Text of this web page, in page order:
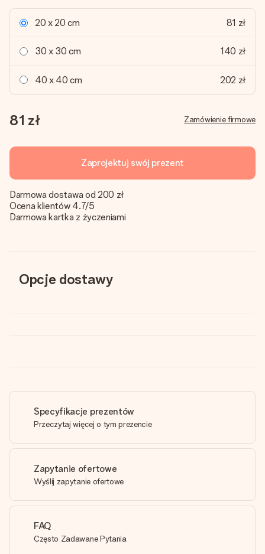
20 x 20 cm 81 zł
30 x 30 cm 140 zł
40 x 40 cm 202 zł
81 zł Zamówienie firmowe
Zaprojektuj swój prezent
Darmowa dostawa od 200 zł
Ocena klientów 4.7/5
Darmowa kartka z życzeniami
Opcje dostawy
Specyfikacje prezentów
Przeczytaj więcej o tym prezencie
Zapytanie ofertowe
Wyślij zapytanie ofertowe
FAQ
Często Zadawane Pytania